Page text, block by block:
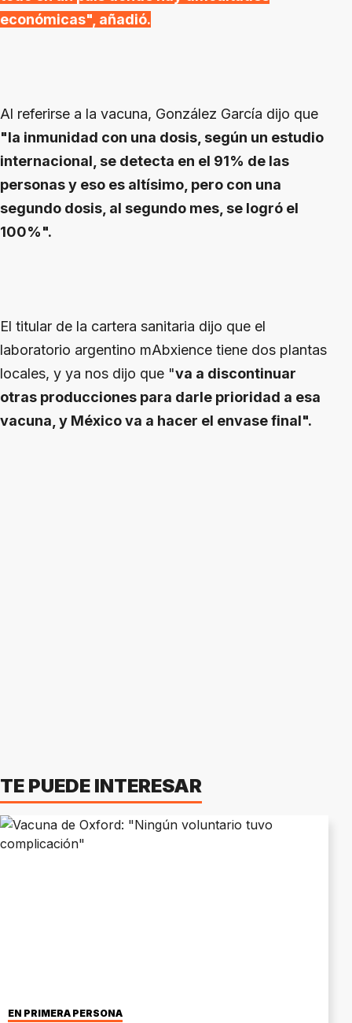
económicas", añadió.
Al referirse a la vacuna, González García dijo que
"la inmunidad con una dosis, según un estudio
internacional, se detecta en el 91% de las
personas y eso es altísimo, pero con una
segundo dosis, al segundo mes, se logró el
100%".
El titular de la cartera sanitaria dijo que el
laboratorio argentino mAbxience tiene dos plantas
locales, y ya nos dijo que "va a discontinuar
otras producciones para darle prioridad a esa
vacuna, y México va a hacer el envase final".
TE PUEDE INTERESAR
EN PRIMERA PERSONA